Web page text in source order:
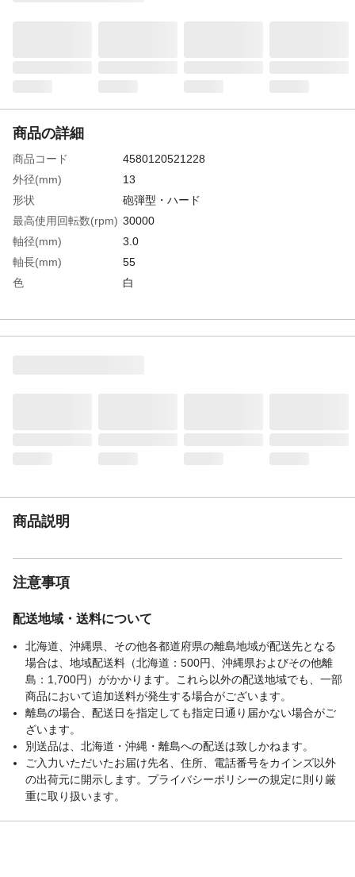
商品の詳細
商品コード
4580120521228
外径(mm)
13
形状
砲弾型・ハード
最高使用回転数(rpm) 30000
軸径(mm)
3.0
軸長(mm)
55
色
白
幅(mm)
20
商品説明
注意事項
配送地域・送料について
北海道、沖縄県、その他各都道府県の離島地域が配送先となる
場合は、地域配送料（北海道：500円、沖縄県およびその他離
島：1,700円）がかかります。これら以外の配送地域でも、一部
商品において追加送料が発生する場合がございます。
離島の場合、配送日を指定しても指定日通り届かない場合がご
ざいます。
別送品は、北海道・沖縄・離島への配送は致しかねます。
ご入力いただいたお届け先名、住所、電話番号をカインズ以外
の出荷元に開示します。プライバシーポリシーの規定に則り厳
重に取り扱います。